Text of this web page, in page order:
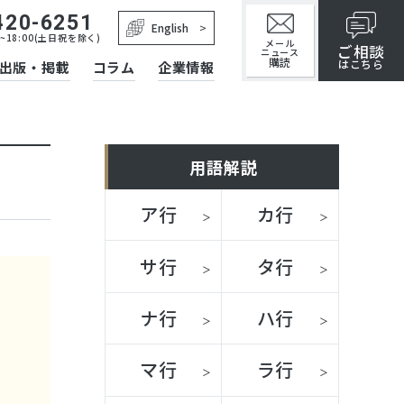
6251
土日祝を除く)
English
版・掲載 コラム 企業情報
メール
ニュース
購読 ご相談
はこちら
用語解説
ア行
カ行
サ行
タ行
ナ行
ハ行
マ行
ラ行